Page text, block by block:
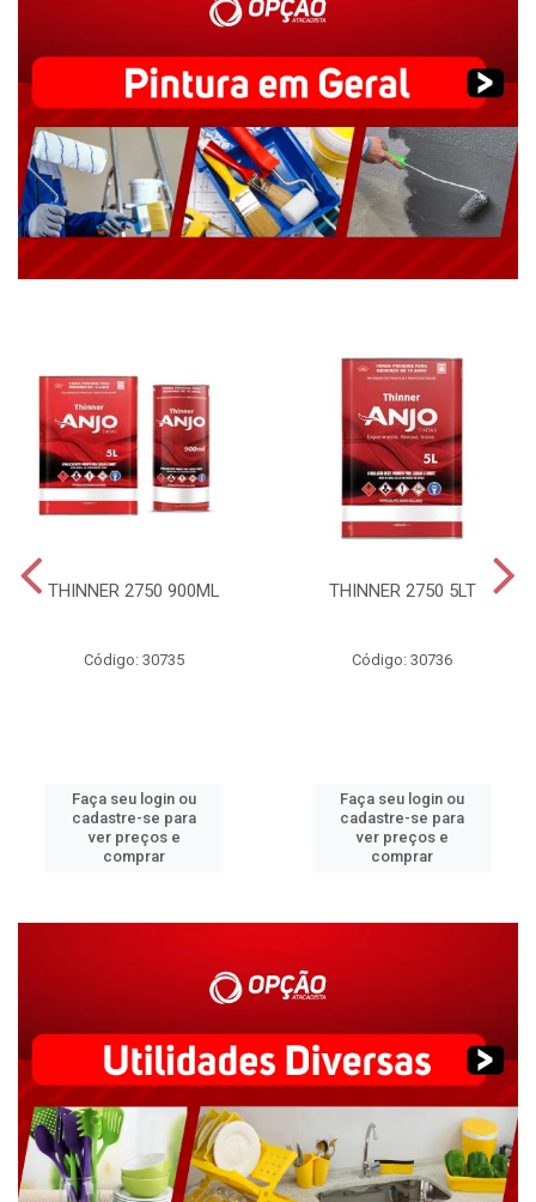
THINNER 2750 900ML
Código: 30735
Faça seu login ou
cadastre-se para
ver preços e
comprar
THINNER 2750 5LT
Código: 30736
Faça seu login ou
cadastre-se para
ver preços e
comprar